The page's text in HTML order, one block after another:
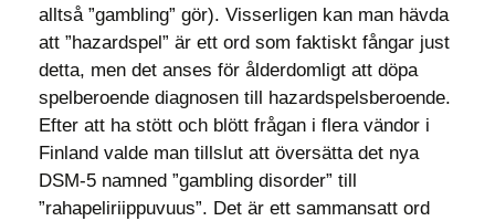
alltså ”gambling” gör). Visserligen kan man hävda
att ”hazardspel” är ett ord som faktiskt fångar just
detta, men det anses för ålderdomligt att döpa
spelberoende diagnosen till hazardspelsberoende.
Efter att ha stött och blött frågan i flera vändor i
Finland valde man tillslut att översätta det nya
DSM-5 namned ”gambling disorder” till
”rahapeliriippuvuus”. Det är ett sammansatt ord